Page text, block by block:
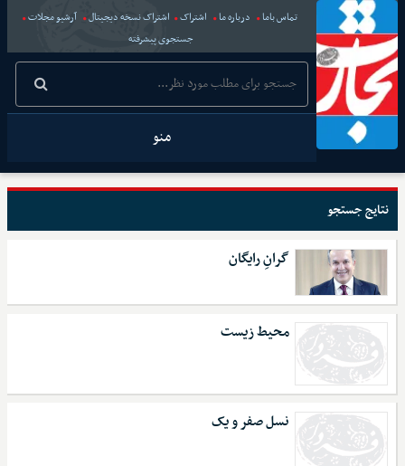
تماس باما درباره ما اشتراک اشتراک نسخه دیجیتال
آرشیو مجلات
جستجوی پیشرفته
منو
نتایج جستجو
گرانِ رایگان
محیط زیست
نسل صفر و یک